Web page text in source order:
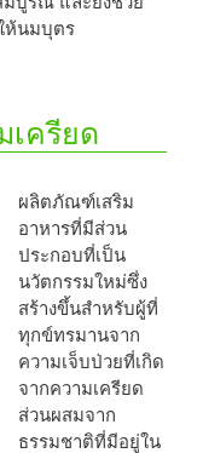
ห้นมบุตร
เครียด
ผลิตภัณฑ์เสริม
อาหารที่มีส่วน
ประกอบที่เป็น
นวัตกรรมใหม่ซึ่ง
สร้างขึ้นสำหรับผู้ที่
ทุกข์ทรมานจาก
ความเจ็บป่วยที่เกิด
จากความเครียด
ส่วนผสมจาก
ธรรมชาติที่มีอยู่ใน